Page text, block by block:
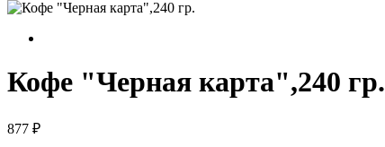
Кофе "Черная карта",240 гр.
877 ₽